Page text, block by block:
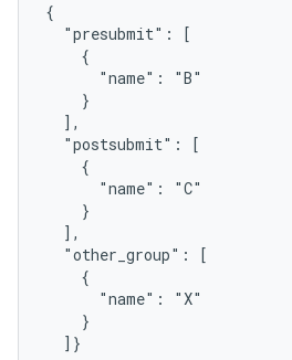
{
  "presubmit": [
    {
      "name": "B"
    }
  ],
  "postsubmit": [
    {
      "name": "C"
    }
  ],
  "other_group": [
    {
      "name": "X"
    }